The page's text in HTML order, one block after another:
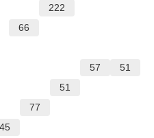
222
66
51
57
51
77
45